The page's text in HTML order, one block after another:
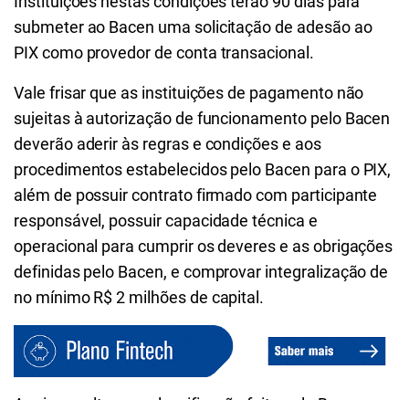
submeter ao Bacen uma solicitação de adesão ao
PIX como provedor de conta transacional.
Vale frisar que as instituições de pagamento não
sujeitas à autorização de funcionamento pelo Bacen
deverão aderir às regras e condições e aos
procedimentos estabelecidos pelo Bacen para o PIX,
além de possuir contrato firmado com participante
responsável, possuir capacidade técnica e
operacional para cumprir os deveres e as obrigações
definidas pelo Bacen, e comprovar integralização de
no mínimo R$ 2 milhões de capital.